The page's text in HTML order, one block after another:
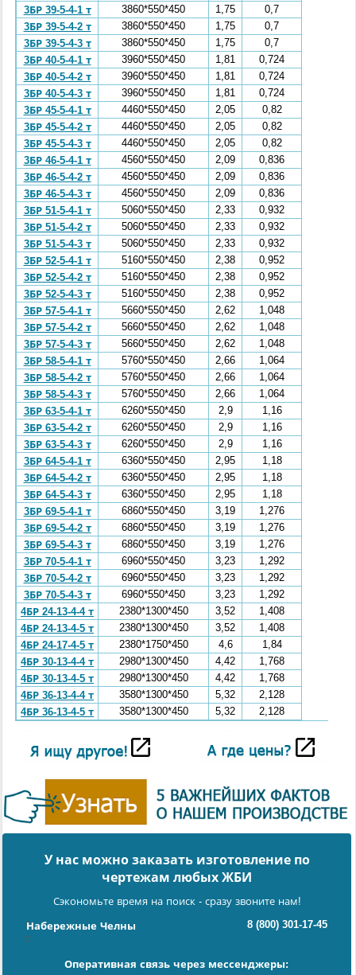
3БР 39-5-4-1 т
3860*550*450 1,75
0,7
3БР 39-5-4-2 т
3860*550*450 1,75
0,7
3БР 39-5-4-3 т
3860*550*450 1,75
0,7
3БР 40-5-4-1 т
3960*550*450 1,81
0,724
3БР 40-5-4-2 т
3960*550*450 1,81
0,724
3БР 40-5-4-3 т
3960*550*450 1,81
0,724
3БР 45-5-4-1 т
4460*550*450 2,05
0,82
3БР 45-5-4-2 т
4460*550*450 2,05
0,82
3БР 45-5-4-3 т
4460*550*450 2,05
0,82
3БР 46-5-4-1 т
4560*550*450 2,09
0,836
3БР 46-5-4-2 т
4560*550*450 2,09
0,836
3БР 46-5-4-3 т
4560*550*450 2,09
0,836
3БР 51-5-4-1 т
5060*550*450 2,33
0,932
3БР 51-5-4-2 т
5060*550*450 2,33
0,932
3БР 51-5-4-3 т
5060*550*450 2,33
0,932
3БР 52-5-4-1 т
5160*550*450 2,38
0,952
3БР 52-5-4-2 т
5160*550*450 2,38
0,952
3БР 52-5-4-3 т
5160*550*450 2,38
0,952
3БР 57-5-4-1 т
5660*550*450 2,62
1,048
3БР 57-5-4-2 т
5660*550*450 2,62
1,048
3БР 57-5-4-3 т
5660*550*450 2,62
1,048
3БР 58-5-4-1 т
5760*550*450 2,66
1,064
3БР 58-5-4-2 т
5760*550*450 2,66
1,064
3БР 58-5-4-3 т
5760*550*450 2,66
1,064
3БР 63-5-4-1 т
6260*550*450 2,9
1,16
3БР 63-5-4-2 т
6260*550*450 2,9
1,16
3БР 63-5-4-3 т
6260*550*450 2,9
1,16
3БР 64-5-4-1 т
6360*550*450 2,95
1,18
3БР 64-5-4-2 т
6360*550*450 2,95
1,18
3БР 64-5-4-3 т
6360*550*450 2,95
1,18
3БР 69-5-4-1 т
6860*550*450 3,19
1,276
3БР 69-5-4-2 т
6860*550*450 3,19
1,276
3БР 69-5-4-3 т
6860*550*450 3,19
1,276
3БР 70-5-4-1 т
6960*550*450 3,23
1,292
3БР 70-5-4-2 т
6960*550*450 3,23
1,292
3БР 70-5-4-3 т
6960*550*450 3,23
1,292
4БР 24-13-4-4 т
2380*1300*450 3,52
1,408
4БР 24-13-4-5 т
2380*1300*450 3,52
1,408
4БР 24-17-4-5 т
2380*1750*450 4,6
1,84
4БР 30-13-4-4 т
2980*1300*450 4,42
1,768
4БР 30-13-4-5 т
2980*1300*450 4,42
1,768
4БР 36-13-4-4 т
3580*1300*450 5,32
2,128
4БР 36-13-4-5 т
3580*1300*450 5,32 2,128
У нас можно заказать изготовление по
чертежам любых ЖБИ
Сэкономьте время на поиск - сразу звоните нам!
Набережные Челны 8 (800) 301-17-45
Оперативная связь через мессенджеры: